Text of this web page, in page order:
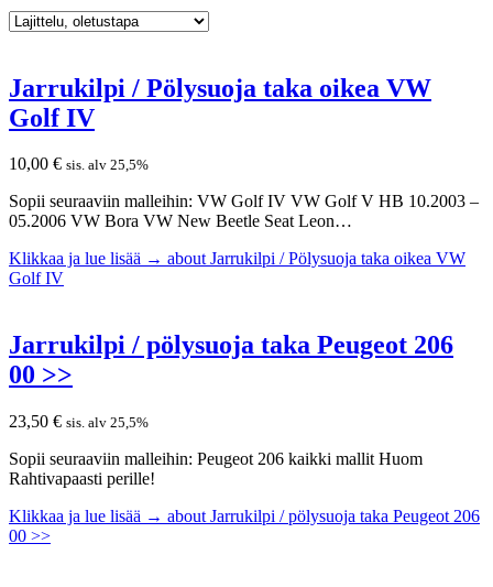
Jarrukilpi / Pölysuoja taka oikea VW
Golf IV
10,00 € sis. alv 25,5%
Sopii seuraaviin malleihin: VW Golf IV VW Golf V HB 10.2003 –
05.2006 VW Bora VW New Beetle Seat Leon…
Klikkaa ja lue lisää → about Jarrukilpi / Pölysuoja taka oikea VW
Golf IV
Jarrukilpi / pölysuoja taka Peugeot 206
00 >>
23,50 € sis. alv 25,5%
Sopii seuraaviin malleihin: Peugeot 206 kaikki mallit Huom
Rahtivapaasti perille!
Klikkaa ja lue lisää → about Jarrukilpi / pölysuoja taka Peugeot 206
00 >>